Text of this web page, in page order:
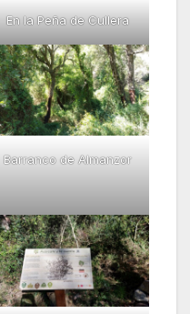
En la Peña de Cullera
Barranco de Almanzor